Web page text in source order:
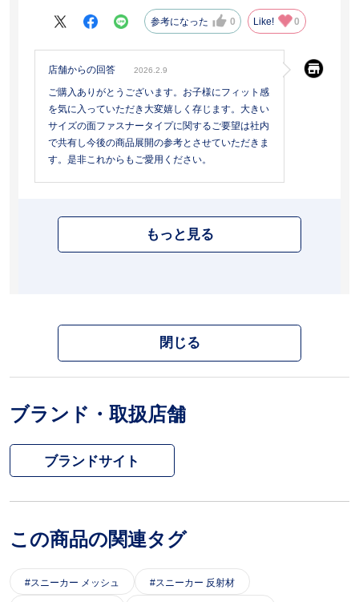
参考になった 0 Like! 0
店舗からの回答 2026.2.9
ご購入ありがとうございます。お子様にフィット感
を気に入っていただき大変嬉しく存じます。大きい
サイズの面ファスナータイプに関するご要望は社内
で共有し今後の商品展開の参考とさせていただきま
す。是非これからもご愛用ください。
もっと見る
閉じる
ブランド・取扱店舗
ブランドサイト
この商品の関連タグ
スニーカー メッシュ スニーカー 反射材